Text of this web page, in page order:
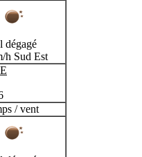
dégagé
h Sud Est
/ vent